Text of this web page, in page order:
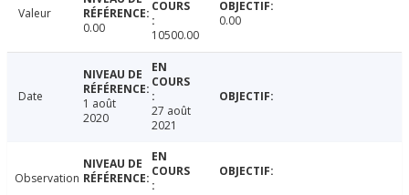
Valeur
0.00
10500.00
0.00
Date
1 août
2020
27 août
2021
Observation